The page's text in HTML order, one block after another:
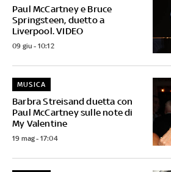
Paul McCartney e Bruce
Springsteen, duetto a
Liverpool. VIDEO
09 giu - 10:12
Barbra Streisand duetta con
Paul McCartney sulle note di
My Valentine
MUSICA
19 mag - 17:04